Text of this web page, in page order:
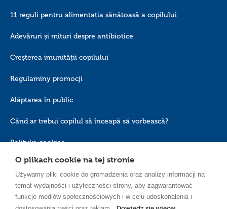
11 reguli pentru alimentația sănătoasă a copilului
Adevăruri și mituri despre antibiotice
Creșterea imunității copilului
Regulaminy promocji
Alăptarea în public
Când ar trebui copilul să înceapă să vorbească?
Polityka cookies
O plikach cookie na tej stronie
Używamy pliki cookie do gromadzenia oraz analizy informacji na
temat wydajności i użyteczności strony, aby zagwarantować
funkcje mediów społecznościowych i w celu udoskonalenia i